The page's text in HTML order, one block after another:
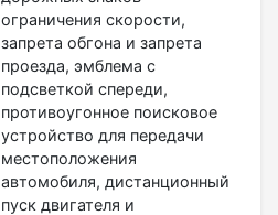
ограничения скорости,
запрета обгона и запрета
проезда, эмблема с
подсветкой спереди,
противоугонное поисковое
устройство для передачи
местоположения
автомобиля, дистанционный
пуск двигателя и